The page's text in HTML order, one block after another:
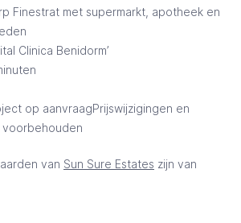
Finestrat met supermarkt, apotheek en
Clinica Benidorm’
op aanvraagPrijswijzigingen en
voorbehouden
van Sun Sure Estates zijn van